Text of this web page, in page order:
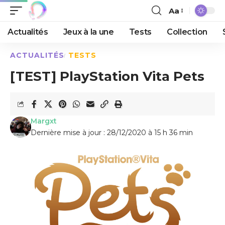
Aa
Actualités Jeux à la une Tests Collection
ACTUALITÉS TESTS
[TEST] PlayStation Vita Pets
Dernière mise à jour : 28/12/2020 à 15 h 36 min
Margxt